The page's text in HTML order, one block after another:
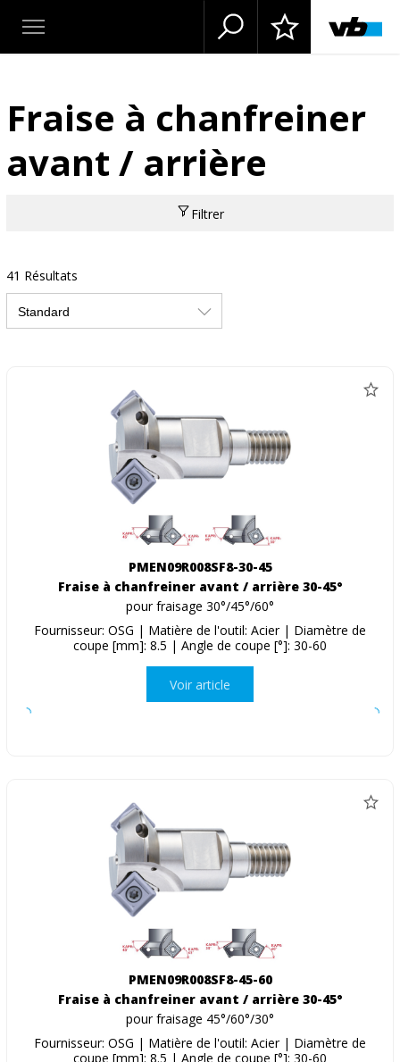
Fraise à chanfreiner
avant / arrière
Filtrer
41 Résultats
PMEN09R008SF8-30-45
Fraise à chanfreiner avant / arrière 30-45°
pour fraisage 30°/45°/60°
Fournisseur: OSG | Matière de l'outil: Acier | Diamètre de
coupe [mm]: 8.5 | Angle de coupe [°]: 30-60
Voir article
PMEN09R008SF8-45-60
Fraise à chanfreiner avant / arrière 30-45°
pour fraisage 45°/60°/30°
Fournisseur: OSG | Matière de l'outil: Acier | Diamètre de
coupe [mm]: 8.5 | Angle de coupe [°]: 30-60